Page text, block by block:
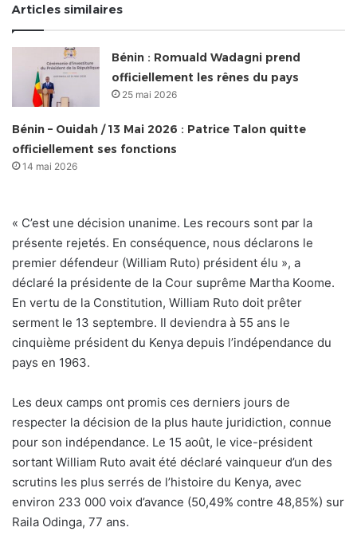
Articles similaires
Bénin : Romuald Wadagni prend
officiellement les rênes du pays
25 mai 2026
Bénin – Ouidah / 13 Mai 2026 : Patrice Talon quitte
officiellement ses fonctions
14 mai 2026
« C’est une décision unanime. Les recours sont par la
présente rejetés. En conséquence, nous déclarons le
premier défendeur (William Ruto) président élu », a
déclaré la présidente de la Cour suprême Martha Koome.
En vertu de la Constitution, William Ruto doit prêter
serment le 13 septembre. Il deviendra à 55 ans le
cinquième président du Kenya depuis l’indépendance du
pays en 1963.
Les deux camps ont promis ces derniers jours de
respecter la décision de la plus haute juridiction, connue
pour son indépendance. Le 15 août, le vice-président
sortant William Ruto avait été déclaré vainqueur d’un des
scrutins les plus serrés de l’histoire du Kenya, avec
environ 233 000 voix d’avance (50,49% contre 48,85%) sur
Raila Odinga, 77 ans.